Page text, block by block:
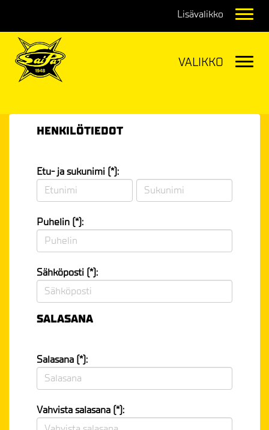
HENKILÖTIEDOT
Etu- ja sukunimi (*):
Puhelin (*):
Sähköposti (*):
SALASANA
Salasana (*):
Vahvista salasana (*):